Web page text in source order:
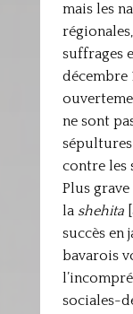
mais les
suffrages
décembre
ne sont
sépultures
contre les
Plus
la shehita
succès en
bavarois
sociales-